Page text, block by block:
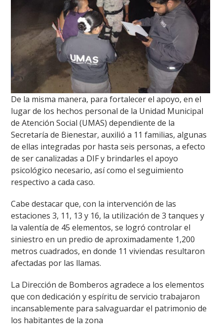
De la misma manera, para fortalecer el apoyo, en el
lugar de los hechos personal de la Unidad Municipal
de Atención Social (UMAS) dependiente de la
Secretaría de Bienestar, auxilió a 11 familias, algunas
de ellas integradas por hasta seis personas, a efecto
de ser canalizadas a DIF y brindarles el apoyo
psicológico necesario, así como el seguimiento
respectivo a cada caso.
Cabe destacar que, con la intervención de las
estaciones 3, 11, 13 y 16, la utilización de 3 tanques y
la valentía de 45 elementos, se logró controlar el
siniestro en un predio de aproximadamente 1,200
metros cuadrados, en donde 11 viviendas resultaron
afectadas por las llamas.
La Dirección de Bomberos agradece a los elementos
que con dedicación y espíritu de servicio trabajaron
incansablemente para salvaguardar el patrimonio de
los habitantes de la zona